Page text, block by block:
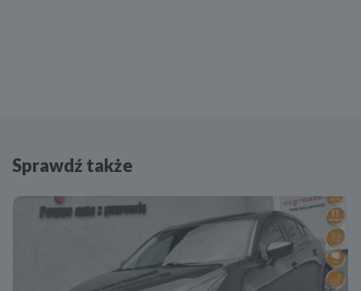
Sprawdź także